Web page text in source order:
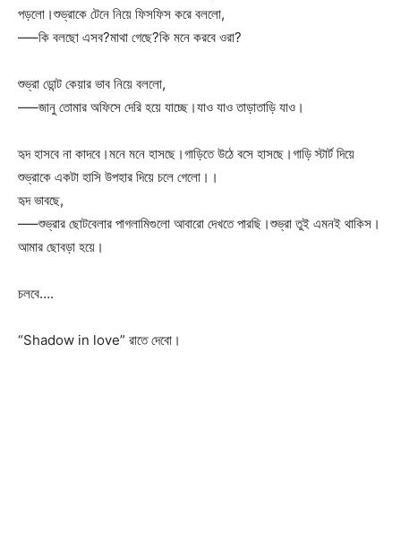
পড়লো।শুভ্রাকে টেনে নিয়ে ফিসফিস করে বললো,
—–কি বলছো এসব?মাথা গেছে?কি মনে করবে ওরা?
শুভ্রা ডোন্ট কেয়ার ভাব নিয়ে বললো,
—–জানু তোমার অফিসে দেরি হয়ে যাচ্ছে।যাও যাও তাড়াতাড়ি যাও।
হৃদ হাসবে না কাদবে।মনে মনে হাসছে।গাড়িতে উঠে বসে হাসছে।গাড়ি স্টার্ট দিয়ে
শুভ্রাকে একটা হাসি উপহার দিয়ে চলে গেলো।।
হৃদ ভাবছে,
—–শুভ্রার ছোটবেলার পাগলামিগুলো আবারো দেখতে পারছি।শুভ্রা তুই এমনই থাকিস।
আমার ছোবড়া হয়ে।
চলবে….
“Shadow in love” রাতে দেবো।